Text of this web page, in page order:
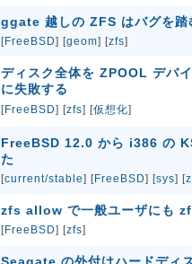
ggate 越しの ZFS はバグを踏
[FreeBSD] [geom] [zfs]
ディスク全体を ZPOOL デバ
に失敗する
[FreeBSD] [zfs] [仮想化]
FreeBSD 12.0 から i386 の
た
[current/stable] [FreeBSD] [sys] [
zfs allow で一般ユーザにも
[FreeBSD] [zfs]